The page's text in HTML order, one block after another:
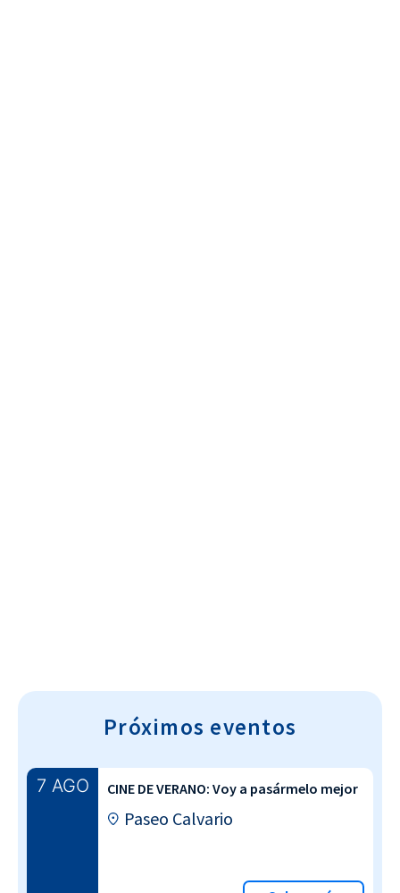
Próximos eventos
7 AGO CINE DE VERANO: Voy a pasármelo mejor
Paseo Calvario